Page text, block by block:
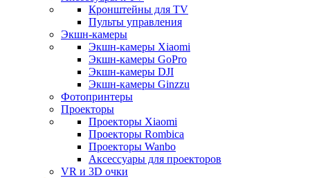
Кронштейны для TV
Пульты управления
Экшн-камеры
Экшн-камеры Xiaomi
Экшн-камеры GoPro
Экшн-камеры DJI
Экшн-камеры Ginzzu
Фотопринтеры
Проекторы
Проекторы Xiaomi
Проекторы Rombica
Проекторы Wanbo
Аксессуары для проекторов
VR и 3D очки